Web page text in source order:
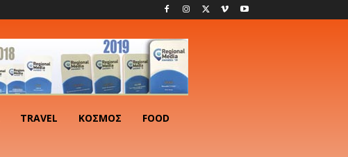
TRAVEL ΚΟΣΜΟΣ FOOD